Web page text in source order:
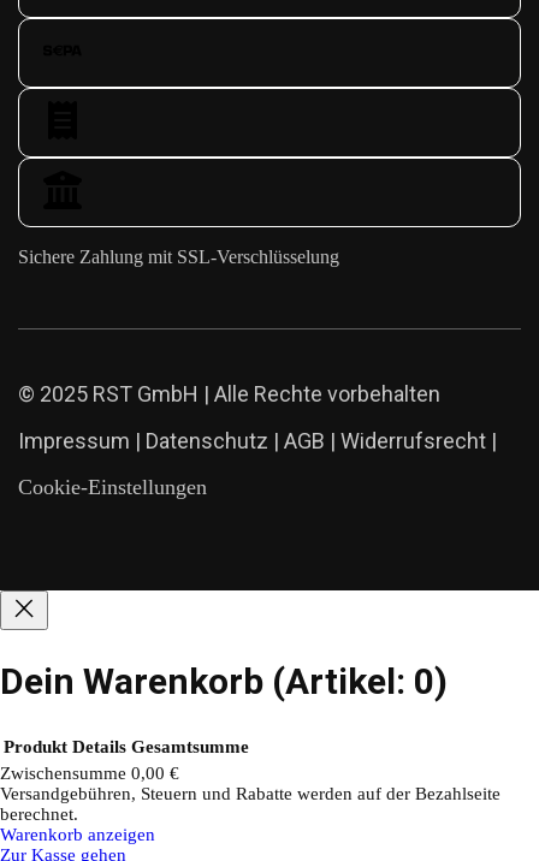
Sichere Zahlung mit SSL-Verschlüsselung
© 2025 RST GmbH | Alle Rechte vorbehalten
Impressum | Datenschutz | AGB | Widerrufsrecht |
Cookie-Einstellungen
Dein Warenkorb (Artikel: 0)
Produkte
Produkt Details Gesamtsumme
Zwischensumme 0,00 €
Versandgebühren, Steuern und Rabatte werden auf der Bezahlseite
berechnet.
Warenkorb anzeigen
Zur Kasse gehen